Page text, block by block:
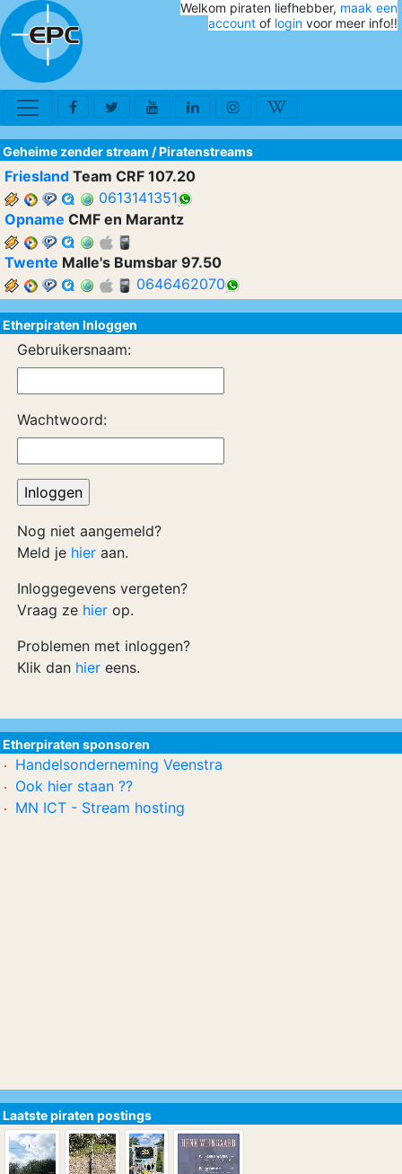
Welkom piraten liefhebber, maak een
account of login voor meer info!!
Geheime zender stream /Piratenstreams
Friesland Team CRF 107.20
0613141351
Opname CMF en Marantz
Twente Malle's Bumsbar 97.50
0646462070
Etherpiraten Inloggen
Gebruikersnaam:
Wachtwoord:
Nog niet aangemeld?
Meld je hier aan.
Inloggegevens vergeten?
Vraag ze hier op.
Problemen met inloggen?
Klik dan hier eens.
Etherpiraten sponsoren
Handelsonderneming Veenstra
Ook hier staan ??
MN ICT - Stream hosting
Laatste piraten postings